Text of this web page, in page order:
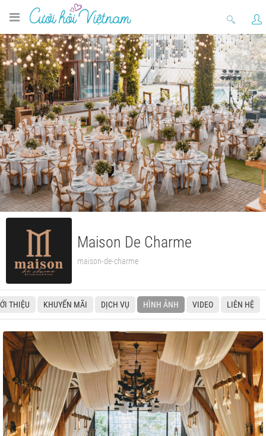
Maison De Charme
maison-de-charme
THIỆU KHUYẾN MÃI DỊCH VỤ HÌNH ẢNH VIDEO LIÊN HỆ